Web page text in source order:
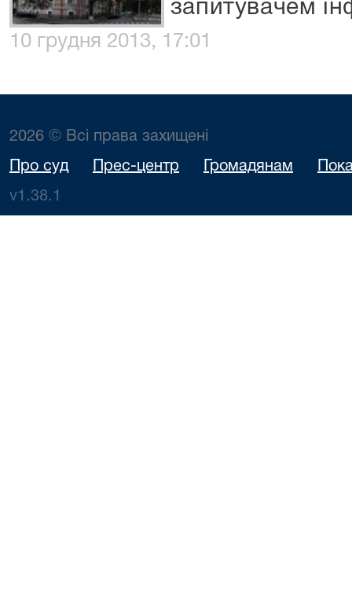
запитувачем
10 грудня 2013, 17:01
2026 © Всі права захищені
Про суд Прес-центр Громадянам
v1.38.1